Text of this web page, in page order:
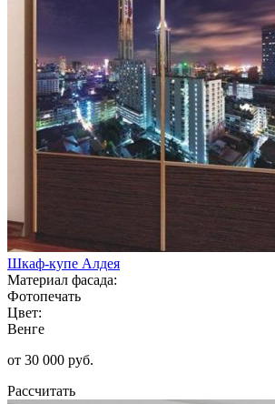
Шкаф-купе Алдея
Материал фасада:
Фотопечать
Цвет:
Венге
от 30 000 руб.
Рассчитать